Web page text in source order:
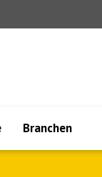
Branchen